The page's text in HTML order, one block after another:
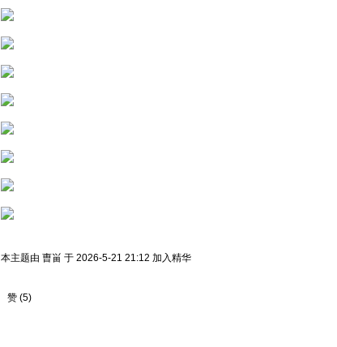
本主题由 曺畄 于 2026-5-21 21:12 加入精华
赞 (5)